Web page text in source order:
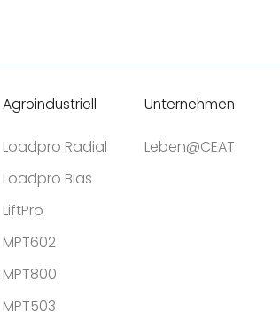
Agroindustriell
Loadpro Radial
Loadpro Bias
LiftPro
MPT602
MPT800
MPT503
Unternehmen
Leben@CEAT